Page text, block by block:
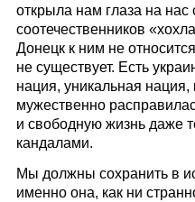
открыла нам глаза на
соотечественников
Донецк к ним не
не существует. Есть
нация, уникальная нация,
мужественно
и свободную жизнь даже
кандалами.
Мы должны сохранить в
именно она, как ни